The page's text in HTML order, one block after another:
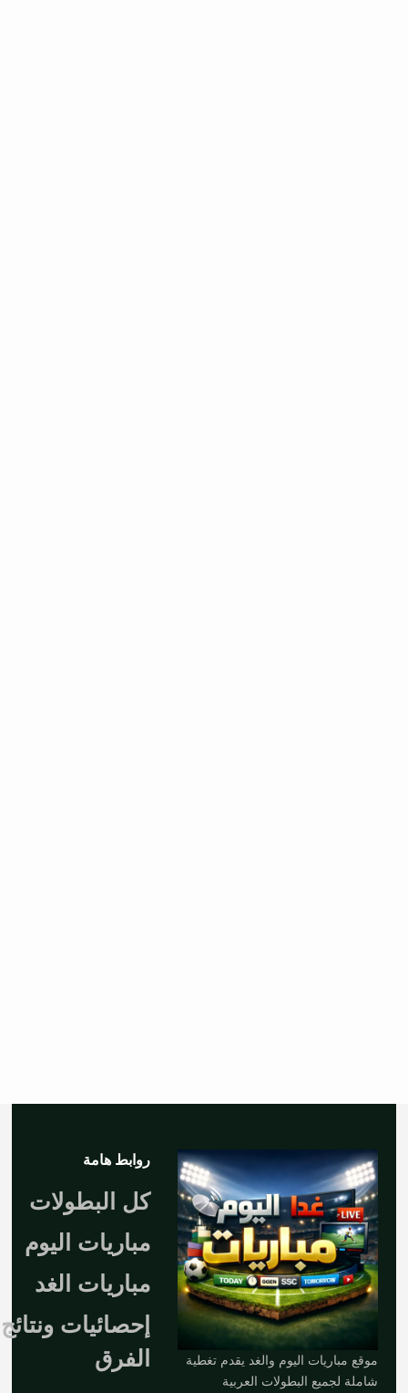
موقع مباريات اليوم والغد يقدم تغطية
شاملة لجميع البطولات العربية
روابط هامة
كل البطولات
مباريات اليوم
مباريات الغد
إحصائيات ونتائج
الفرق